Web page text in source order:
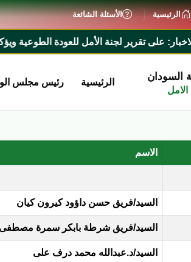
الرئيسية الأسئلة الشائعة
تقرير لجنة الأمل للعودة الطوعية ويؤكد
السودان الرئيسية رئيس مجلس
الاسم
السيد/فريق حسن داؤود كيرون كيان
السيد/فريق شرطة بابكر سمرة مصطفى
السيد/د.عبدالله محمد درف على